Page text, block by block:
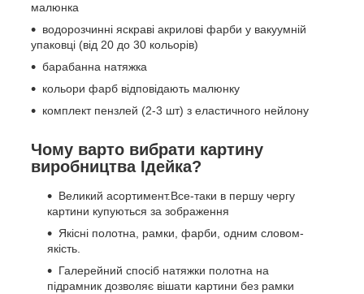
малюнка
водорозчинні яскраві акрилові фарби у вакуумній
упаковці (від 20 до 30 кольорів)
барабанна натяжка
кольори фарб відповідають малюнку
комплект пензлей (2-3 шт) з еластичного нейлону
Чому варто вибрати картину
виробництва Ідейка?
Великий асортимент.Все-таки в першу чергу
картини купуються за зображення
Якісні полотна, рамки, фарби, одним словом-
якість.
Галерейний спосіб натяжки полотна на
підрамник дозволяє вішати картини без рамки